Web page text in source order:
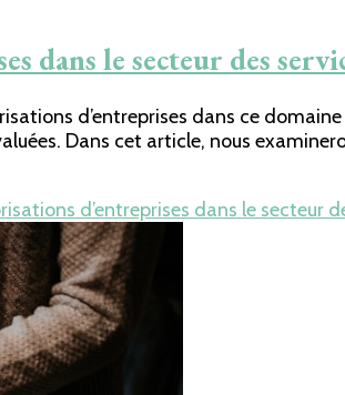
dans le secteur des
d’entreprises dans ce
Dans cet article, nous
d’entreprises dans le secteur